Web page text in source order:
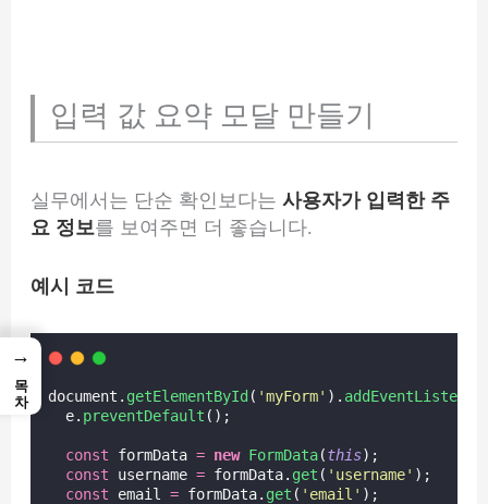
입력 값 요약 모달 만들기
실무에서는 단순 확인보다는사용자가 입력한 주
요 정보를 보여주면 더 좋습니다.
예시 코드
document. getElementById ( 'myForm' ). addEventListener
  e.
preventDefault ();
const formData = new FormData(this);
const username = formData. get ( ' username' );
const email = formData. get ( ' email ' );
→
목차